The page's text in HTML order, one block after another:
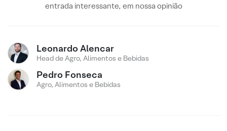
entrada interessante, em nossa opinião
Leonardo Alencar
Head de Agro, Alimentos e Bebidas
Pedro Fonseca
Agro, Alimentos e Bebidas